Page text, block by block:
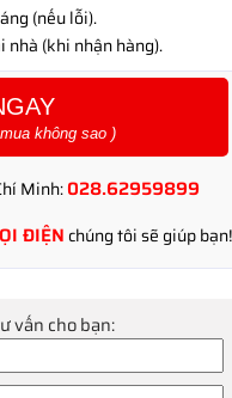
(nếu lỗi).
nhà (khi nhận hàng).
không sao )
Minh:028.62959899
ĐIỆN chúng tôi sẽ giúp bạn!
vấn cho bạn: